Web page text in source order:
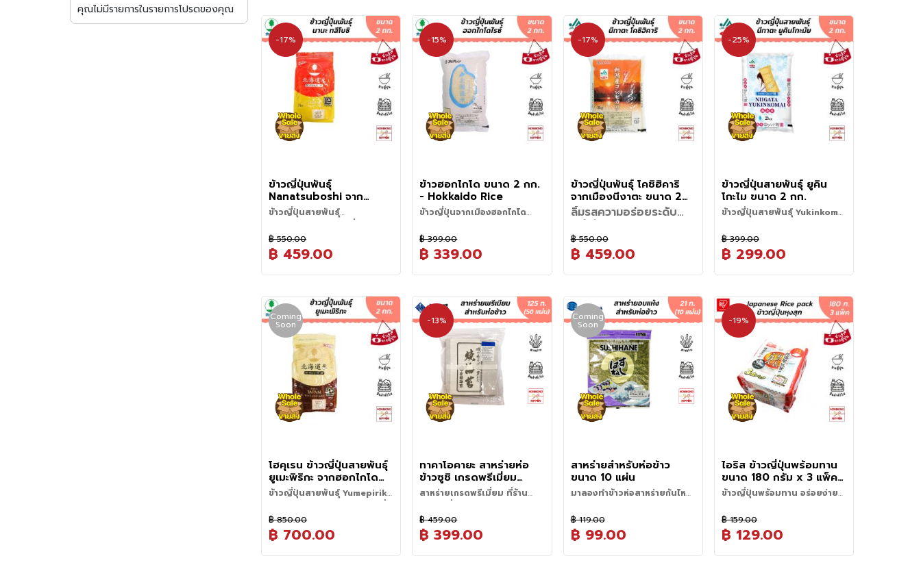
ที่สมดุลทั้งความเค็มและความ
หวาน พร้อมกลิ่นหอมเข้มข้นจาก
ท้องทะเล ได้รับความนิยมเป็น
อย่างมากในญี่ปุ่น ไม่ว่าจะรับ
ประทานเป็นเครื่องเคียงกับข้าว
ร้อนๆ เสิร์ฟเป็นของทานเล่น หรือ
ใช้เป็นส่วนผสมในเมนูต่างๆ อย่าง
โอชาสึเกะ, โอนิกิริ, ทามาโกะยากิ,
สลัด, พาสต้า หรือข้าวผัด ก็ช่วย
เสริมรสอูมามิให้แต่ละเมนูได้เป็น
มิชิม่า (Mishima) ก็ยังคงได้รับ
ความนิยมอย่างต่อเนื่องแม้จะ
จำหน่ายมาอย่างยาวนานกว่า 50
ปีแล้วก็ตาม ยูคาริเป็นผงโรยข้าวที่
มีส่วนผสมหลักคือใบชิโสะแดง
คุณภาพสูงที่ผ่านการเพาะปลูกด้วย
กรรมวิธีแบบพิเศษ มีกลิ่นหอม
สดชื่น สีสันสดใสสวยงาม นำมา
ปรุงรสให้กลมกล่อมทั้งเค็มและ
หวาน ใช้งานง่ายๆ เพียงโรยบน
สีสันน่ารับประทานยิ่งขึ้นค่ะ
-17%
ข้าวญี่ปุ่นพันธุ์
Nanatsuboshi จาก
Hokkaido ขนาด 2 กก.
ข้าวญี่ปุ่นสายพันธุ์
ท่ามกลางอากาศบริสุทธิ์ของ
ฮอกไกโด
นิยมปลูกมากในฮอกไกโด เมล็ด
ข้าวอวบ หุงแล้วขึ้นเงา มีความ
เหนียวปานกลาง และความหวาน
อาหารได้หลากหลายประเภท แต่จะ
นิยมนำมาทำเบนโตะและซูชิ
• ลักษณะเมล็ด – เมล็ดข้าวอวบ
ขาว หุงขึ้นหม้อ
กำลังดี
• เมนูที่เหมาะสม – เบนโตะ และซูชิ
• ความลับของสายพันธุ์ – ถือว่า
เป็นข้าวที่มีความสมดุลระหว่าง
รสชาติกับเนื้อสัมผัสมากที่สุดใน
สายพันธุ์ข้าวฮอกไกโด เมื่อหุงจน
สุกข้าวมีความขาว ความเงา ความ
หอม ให้รสชาตินุ่มนวล และเคี้ยว
อร่อย
วิธีหุงข้าวญี่ปุ่นให้อร่อย
1. ตวงข้าวให้พอเหมาะสำหรับรับ
ประทาน
2. ซาวข้าวด้วยการให้น้ำไหลผ่าน
คนเบาๆประมาณ 30 วินาที แล้วเท
3. กุญแจสำคัญในการหุงข้าวญี่ปุ่น
คือน้ำ กะปริมาณน้ำให้เหมาะสม
อัตราส่วนโดยประมาณอยู่ที่ข้าว 1
ส่วน ต่อน้ำ 1 ส่วน (สามารถปรับ
หรือข้าวนิ่ม)
4. ควรแช่ข้าวทิ้งไว้ก่อนหุง
ประมาณ 30 นาที เพื่อให้ข้าวดูดซึม
฿ 459.00
฿ 550.00
-15%
ข้าวฮอกไกโด ขนาด 2 กก.
- Hokkaido Rice
ข้าวญี่ปุ่นจากเมืองฮอกไกโด
ชวนคุณมาชิมข้าวญี่ปุ่นแท้ๆ ปลูกที่
เมืองฮอกไกโด เมืองที่ธรรมชาติ
สวยงาม น้ำใสสะอาด ข้าวที่ได้มี
ลองชิมความแตกต่างของรสชาติ
ข้าวญี่ปุ่นแท้ๆ กันค่ะ หากสนใจทำ
เมนูข้าวซูชิ เรามีน้ำส้มปรุงรสข้าว
และสาหร่ายสำหรับห่อข้าว ขาย
ด้วยนะคะ
ประทาน
2. ซาวข้าวด้วยการให้น้ำไหลผ่าน
คนเบา ๆ ประมาณ 30 วินาที แล้ว
เทน้ำออก ทำตามขั้นตอนนี้
ประมาณ 2-3 ครั้ง จนน้ำใส
3. กุญแจสำคัญในการหุงข้าวญี่ปุ่น
คือน้ำ กะปริมาณน้ำให้เหมาะสม
อัตราส่วนโดยประมาณอยู่ที่ข้าว 1
ส่วน ต่อน้ำ 1 ส่วน (สามารถปรับ
ระดับน้ำได้หากชอบทานข้าวแข็ง
หรือข้าวนิ่ม)
น้ำเวลาหุงข้าวจะนุ่มไม่กระด้าง
5. หลังจากข้าวสุก อย่าเพิ่งเปิดฝา
ทิ้งไว้ให้ข้าวระอุในหม้อประมาณ
10-15 นาที หลังจากนั้นค่อยๆ คน
วิธีการเก็บรักษา
1. เก็บในที่แห้งและเย็น
2. ระวังการสัมผัสกับแสงแดด
โดยตรง เพราะข้าวจะแห้งแตก
เนื่องจากการระเหยของน้ำในข้าว
3. หลีกเลี่ยงการเก็บรักษาใกล้ ผง
ซักฟอก สเปรย์ปรับอากาศ เครื่อง
สำอาง และอาหารที่มีกลิ่นแรง
เพราะข้าวจะดูดซับกลิ่น
ข้อควรระวัง
1. คุณภาพของข้าวจะเปลี่ยนหาก
โดนความชื้น
2. ห้ามวางไว้ใกล้เปลวไฟ
฿ 339.00
฿ 399.00
-17%
ข้าวญี่ปุ่นพันธุ์ โคชิฮิคาริ
จากเมืองนีงาตะ ขนาด 2
กก. - Japanese Niigata
Rice Koshihikari
ลิ้มรสความอร่อยระดับ
พรีเมียม ข้าวโคชิฮิคาริ
(Koshihikari) จาก
จังหวัดนีงาตะ (Niigata)
เปิดประสบการณ์รสชาติของข้าว
ญี่ปุ่นแท้ ที่ได้รับการยกย่องว่าเป็น
"ราชาแห่งข้าว" ของประเทศญี่ปุ่น
ข้าวชิ้นนี้คือ ข้าวโคชิฮิคาริ
(Koshihikari) ซึ่งเป็นข้าวพันธุ์ยอด
จากจังหวัด นีงาตะ (Niigata) ซึ่ง
เป็นแหล่งเพาะปลูกข้าวขนาดใหญ่
และมีชื่อเสียงด้านคุณภาพมาก
ที่สุดแห่งหนึ่งของญี่ปุ่น จังหวัดนี
งาตะได้รับพรจากสภาพแวดล้อมที่
เอื้อต่อการปลูกข้าวชั้นดี เช่น ดินที่
อุดมสมบูรณ์จากตะกอนแม่น้ำ
สำคัญอย่างแม่น้ำชินาโนะ
(Shinano River) และแม่น้ำอะงา
โนะ (Agano River) รวมถึงมีน้ำ
บริสุทธิ์จากหิมะที่ละลาย
ระหว่างกลางวันและกลางคืน ที่สูง
ซึ่งเป็นปัจจัยสำคัญในการพัฒนา
ความหวานและรสชาติของข้าว
บริโภคชาวญี่ปุ่นมาอย่างยาวนาน
ความเหนียวและหนึบ
(Stickiness): มีสัมผัสที่ เหนียว
หนึบ (Mochimochi) และยืดหยุ่น
กำลังดี ไม่แข็งกระด้าง
ความหวานและอูมามิ
(Sweetness & Umami)
: มีรส
หวานตามธรรมชาติที่ชัดเจน และมี
รส อูมามิ (Umami) ที่เข้มข้นในทุก
เม็ด
กลิ่นหอมและเงางาม
ทำให้ข้าวโคชิฮิคาริจากนีงาตะอร่อย
มากแม้ว่าจะทานเปล่า ๆ โดยไม่
ต้องมีกับข้าวค่ะ นอกจากนี้ยัง
รักษาความอร่อยไว้ได้ดีแม้จะเย็น
ลง จึงเหมาะมากสำหรับทำข้าวปั้น
โอนิกิริ (Onigiri) หรือใส่ในกล่อง
ข้าวเบนโตะ (Bento)
เมนูแนะนำ (Recipe Suggestion)
ข้าวโคชิฮิคาริมีรสชาติและเนื้อ
สัมผัสที่สมดุล ทำให้เข้ากันได้ดีกับ
อาหารหลากหลายประเภทค่ะ:
ข้าวสวย (Plain White Rice)
ทานเปล่า ๆ คู่กับเครื่องเคียงง่าย
ๆ อย่างซุปมิโสะ (Miso Soup) และ
ผักดอง (Tsukemono) เพื่อสัมผัส
รสชาติแท้ ๆ ของข้าว
ซูชิ (Sushi) และโอนิกิริ
เมนูอาหารญี่ปุ่นทั่วไป: เหมาะ
สำหรับทานคู่กับอาหารญี่ปุ่นแทบ
ทุกชนิด เช่น ปลาย่าง, เทมปุระ
(Donburi)
วิธีใช้หรือวิธีเตรียม (Usage
Instruction)
เพื่อให้ได้ข้าวที่อร่อยที่สุด ควรทำ
ตามขั้นตอนง่าย ๆ ดังนี้ค่ะ
ซาวข้าว (Rinsing)
: ซาวข้าว
อย่างเบามือเพื่อล้างฝุ่นออก
เปลี่ยนน้ำประมาณ 2-3 ครั้ง จนน้ำ
เริ่มใส
เพื่อให้ข้าวดูดซึมน้ำอย่างเต็มที่
3.หุง (Cooking)
อัตราส่วนน้ำที่ระบุบนเครื่องหุงข้าว
ประมาณ 1.1 - 1.2 ส่วน
4. พักข้าว (Steaming)
เสร็จแล้ว ห้ามเปิดฝา ทิ้งไว้
ลองนำข้าวโคชิฮิคาริจากนีงาตะไป
หุงดูสิคะ แล้วคุณจะเข้าใจว่าทำไม
ข้าวญี่ปุ่นแท้ ๆ ถึงมีเสน่ห์และเป็น
หัวใจสำคัญของวัฒนธรรมอาหาร
ญี่ปุ่น ที่คุณก็สามารถสร้างสรรค์
ความอร่อยนี้ได้ที่บ้านค่ะ
฿ 459.00
฿ 550.00
-25%
ข้าวญี่ปุ่นสายพันธุ์ ยูคิน
โกะไม ขนาด 2 กก.
ข้าวญี่ปุ่นสายพันธุ์ Yukinkomai
฿ 299.00
฿ 399.00
Coming
Soon
โฮคุเรน ข้าวญี่ปุ่นสายพันธุ์
ยูเมะพิริกะ จากฮอกไกโด
ขนาด 2 กก. - Hokuren
Yumepirica Hokkaido
Rice
ข้าวญี่ปุ่นสายพันธุ์ Yumepirika
ใช้สุดยอดเทคโนโลยีการเพาะ
สายพันธุ์ข้าวในฮอกไกโด
ข้าวญี่ปุ่นสายพันธุ์ยูเมะพิริกะ
(Yumepirika) จากแบรนด์ โฮคุเรน
(Hokuren) เป็นข้าวญี่ปุ่นสายพันธุ์
฿ 700.00
฿ 850.00
-13%
ทาคาโอคายะ สาหร่ายห่อ
ข้าวซูชิ เกรดพรีเมี่ยม
ขนาด 125 กรัม/แพ็ค
(จำนวน 50 แผ่น/แพ็ค)
สาหร่ายเกรดพรีเมี่ยม ที่ร้าน
฿ 399.00
฿ 459.00
Coming
Soon
สาหร่ายสำหรับห่อข้าว
ขนาด 10 แผ่น
มาลองทำข้าวห่อสาหร่ายกันไหม
฿ 99.00
฿ 119.00
-19%
ไอริส ข้าวญี่ปุ่นพร้อมทาน
ขนาด 180 กรัม x 3 แพ็ค -
Iris Japanese Rice
ข้าวญี่ปุ่นพร้อมทาน อร่อยง่ายๆ
สัมผัสความอร่อยของข้าวญี่ปุ่นหุง
สำเร็จ จากแบรนด์ ไอริส (IRIS)
ผลิตจากข้าวคุณภาพเยี่ยมเมือ
วิถีอุ่นเพื่อรับประทาน
฿ 129.00
฿ 159.00
คุณไม่มีรายการในรายการโปรดของคุณ